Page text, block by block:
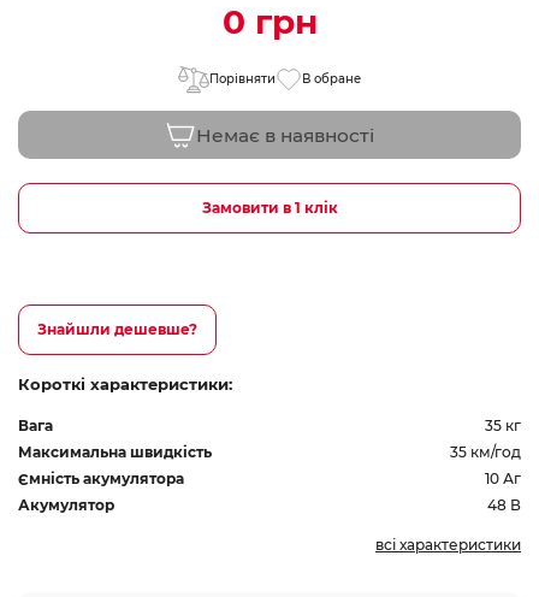
0 грн
Порівняти В обране
Немає в наявності
Замовити в 1 клік
Знайшли дешевше?
Короткі характеристики:
Вага
35 кг
Максимальна швидкість
35 км/год
Ємність акумулятора
10 Аг
Акумулятор
48 В
всі характеристики